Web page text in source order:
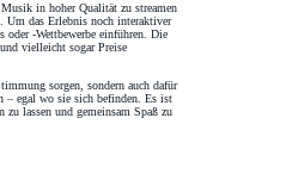
in hoher Qualität zu streamen
Um das Erlebnis noch interaktiver
oder -Wettbewerbe einführen. Die
vielleicht sogar Preise
sorgen, sondern auch dafür
– egal wo sie sich befinden. Es ist
lassen und gemeinsam Spaß zu